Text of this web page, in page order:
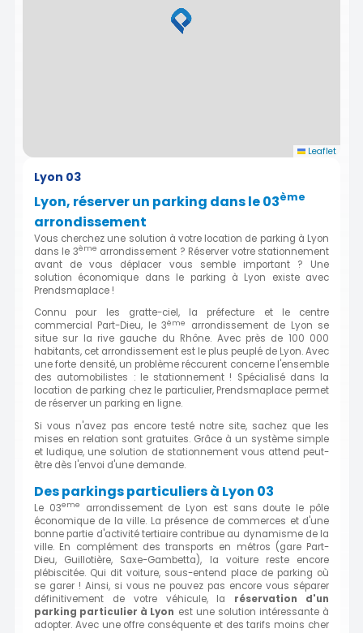
Leaflet
Lyon 03
Lyon, réserver un parking dans le 03ème
arrondissement
Vous cherchez une solution à votre location de parking à Lyon
dans le 3ème arrondissement ? Réserver votre stationnement
avant de vous déplacer vous semble important ? Une
solution économique dans le parking à Lyon existe avec
Prendsmaplace !
Connu pour les gratte-ciel, la préfecture et le centre
commercial Part-Dieu, le 3ème
arrondissement de Lyon se
situe sur la rive gauche du Rhône. Avec près de 100 000
habitants, cet arrondissement est le plus peuplé de Lyon. Avec
une forte densité, un problème réccurent concerne l'ensemble
des automobilistes : le stationnement ! Spécialisé dans la
location de parking chez le particulier, Prendsmaplace permet
de réserver un parking en ligne.
Si vous n'avez pas encore testé notre site, sachez que les
mises en relation sont gratuites. Grâce à un système simple
et ludique, une solution de stationnement vous attend peut-
être dès l'envoi d'une demande.
Des parkings particuliers à Lyon 03
Le 03eme
arrondissement de Lyon est sans doute le pôle
économique de la ville. La présence de commerces et d'une
bonne partie d'activité tertiaire contribue au dynamisme de la
ville. En complément des transports en métros (gare Part-
Dieu, Guillotière, Saxe-Gambetta), la voiture reste encore
plébiscitée. Qui dit voiture, sous-entend place de parking où
se garer ! Ainsi, si vous ne pouvez pas encore vous séparer
définitivement de votre véhicule, la réservation d'un
parking particulier à Lyon est une solution intéressante à
adopter. Avec une offre conséquente et des tarifs moins cher